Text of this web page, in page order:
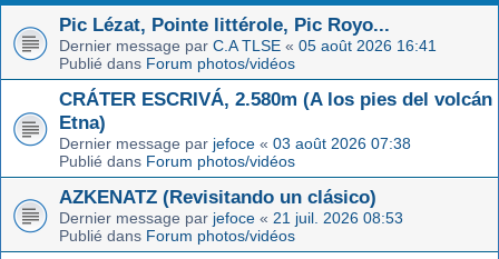
Pic Lézat, Pointe littérole, Pic Royo...
Dernier message par C.A TLSE « 05 août 2026 16:41
Publié dans Forum photos/vidéos
CRÁTER ESCRIVÁ, 2.580m (A los pies del volcán
Etna)
Dernier message par jefoce « 03 août 2026 07:38
Publié dans Forum photos/vidéos
AZKENATZ (Revisitando un clásico)
Dernier message par jefoce « 21 juil. 2026 08:53
Publié dans Forum photos/vidéos